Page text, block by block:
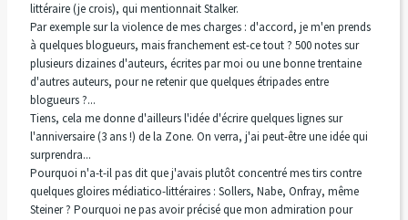
littéraire (je crois), qui mentionnait Stalker.
Par exemple sur la violence de mes charges : d'accord, je m'en prends
à quelques blogueurs, mais franchement est-ce tout ? 500 notes sur
plusieurs dizaines d'auteurs, écrites par moi ou une bonne trentaine
d'autres auteurs, pour ne retenir que quelques étripades entre
blogueurs ?...
Tiens, cela me donne d'ailleurs l'idée d'écrire quelques lignes sur
l'anniversaire (3 ans !) de la Zone. On verra, j'ai peut-être une idée qui
surprendra...
Pourquoi n'a-t-il pas dit que j'avais plutôt concentré mes tirs contre
quelques gloires médiatico-littéraires : Sollers, Nabe, Onfray, même
Steiner ? Pourquoi ne pas avoir précisé que mon admiration pour